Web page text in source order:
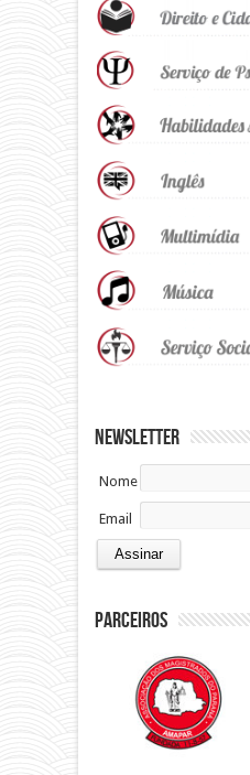
Newsletter
Nome
Email
Parceiros